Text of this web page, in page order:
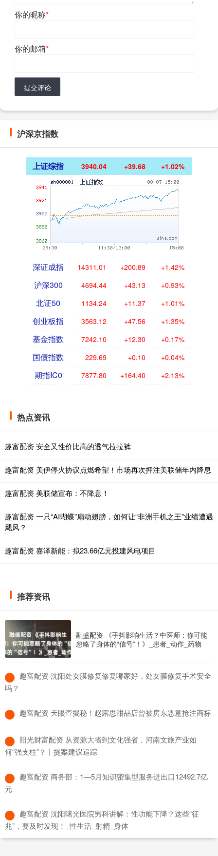
你的昵称*
你的邮箱*
提交评论
沪深京指数
上证综指 3940.04 +39.68 +1.02%
深证成指 14311.01 +200.89 +1.42%
沪深300 4694.44 +43.13 +0.93%
北证50 1134.24 +11.37 +1.01%
创业板指 3563.12 +47.56 +1.35%
基金指数 7242.10 +12.30 +0.17%
国债指数 229.69 +0.10 +0.04%
期指IC0 7877.80 +164.40 +2.13%
热点资讯
趣富配资 安全又性价比高的透气拉拉裤
趣富配资 美伊停火协议点燃希望！市场再次押注美联储年内降息
趣富配资 美联储宣布：不降息！
趣富配资 一只“AI蝴蝶”扇动翅膀，如何让“非洲手机之王”业绩遭遇
飓风？
趣富配资 嘉泽新能：拟23.66亿元投建风电项目
推荐资讯
融盛配资 《手抖影响生活？中医师：你可能
忽略了身体的“信号”！》_患者_动作_药物
​趣富配资 沈阳处女膜修复修复哪家好，处女膜修复手术安全
吗？
​趣富配资 天眼查揭秘！赵露思甜品店曾被房东恶意抢注商标
​阳光财富配资 从资源大省到文化强省，河南文旅产业如
何“强支柱”？丨提案建议追踪
​趣富配资 商务部：1—5月知识密集型服务进出口12492.7亿
元
​趣富配资 沈阳曙光医院男科讲解：性功能下降？这些“征
兆”，要及时发现！_性生活_射精_身体